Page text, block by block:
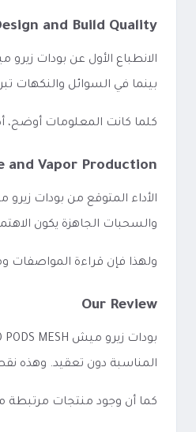
and Build Quality
بينما في السوائل والنكهات
كلما كانت المعلومات
and Vapor Production
والسحبات الجاهزة يكون
ولهذا فإن قراءة المواصفات
Our Review
المناسبة دون تعقيد. وهذه
كما أن وجود منتجات مرتبطة